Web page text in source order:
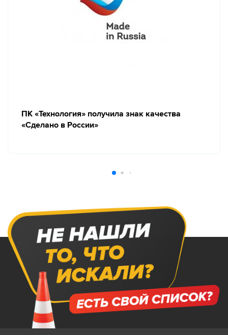
ПК «Технология» получила знак качества
«Сделано в России»